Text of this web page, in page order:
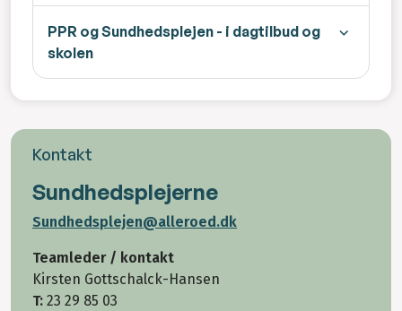
PPR og Sundhedsplejen - i dagtilbud og
skolen
Kontakt
Sundhedsplejerne
Sundhedsplejen@alleroed.dk
Teamleder / kontakt
Kirsten Gottschalck-Hansen
T: 23 29 85 03